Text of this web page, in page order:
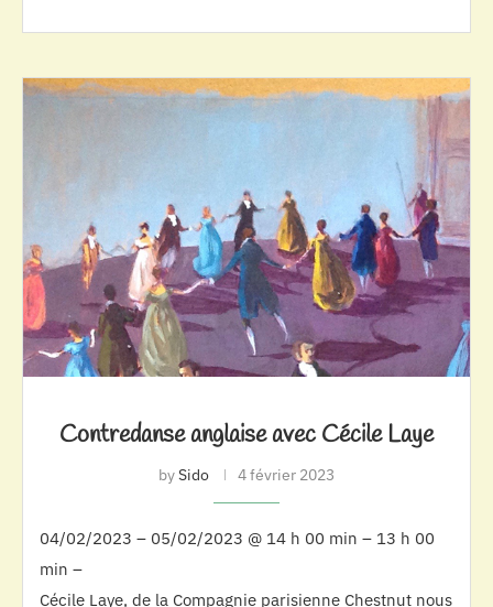
Contredanse anglaise avec Cécile Laye
bySido 4 février 2023
04/02/2023 – 05/02/2023 @ 14 h 00 min – 13 h 00
min –
Cécile Laye, de la Compagnie parisienne Chestnut nous